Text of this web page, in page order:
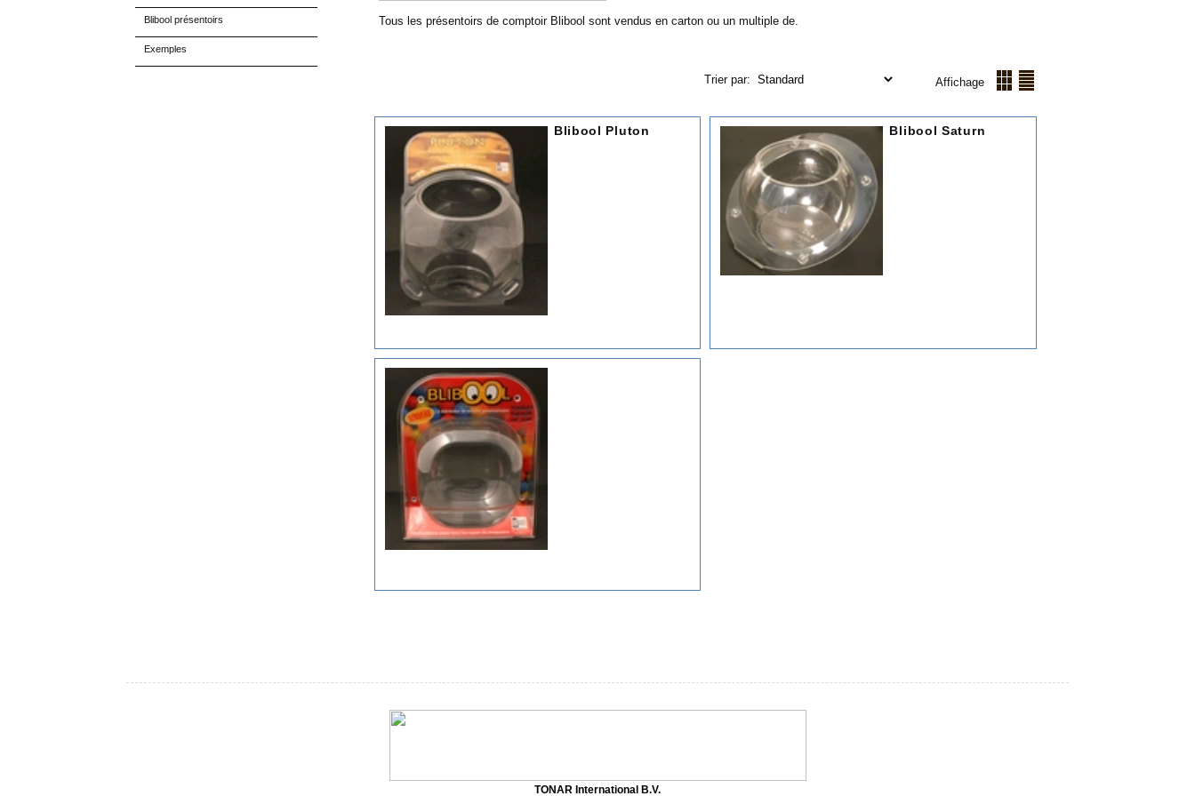
Blibool présentoirs
Exemples
Tous les présentoirs de comptoir Blibool sont vendus en carton ou un multiple de.
Affichage
Trier par:
Blibool Pluton Blibool Saturn
TONAR International B.V.